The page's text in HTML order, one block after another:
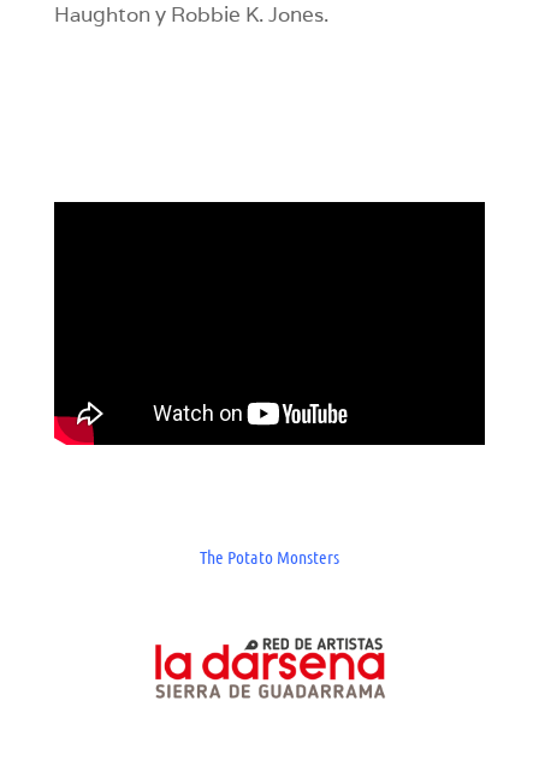
Haughton y Robbie K. Jones.
The Potato Monsters